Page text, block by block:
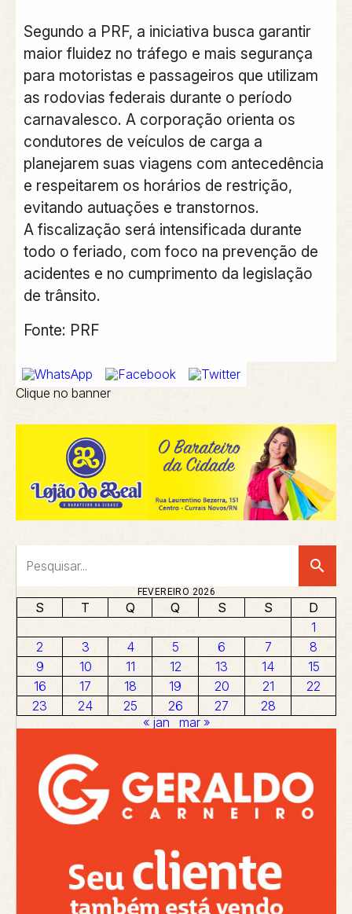
Segundo a PRF, a iniciativa busca garantir
maior fluidez no tráfego e mais segurança
para motoristas e passageiros que utilizam
as rodovias federais durante o período
carnavalesco. A corporação orienta os
condutores de veículos de carga a
planejarem suas viagens com antecedência
e respeitarem os horários de restrição,
evitando autuações e transtornos.
A fiscalização será intensificada durante
todo o feriado, com foco na prevenção de
acidentes e no cumprimento da legislação
de trânsito.
Fonte: PRF
Clique no banner
search
FEVEREIRO 2026
S T Q Q S S
D
1
2
3 4 5 6 7
8
9
10 11 12 13 14
15
16
17 18 19 20 21
22
23
24 25 26 27
28
« jan
mar »